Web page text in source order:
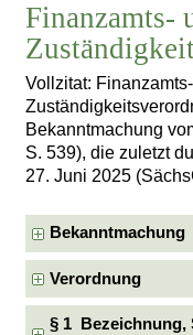
Finanzamts-
Vollzitat:
Bekanntmachung
S. 539), die zuletzt
27. Juni 2025
Bekanntmachung
Verordnung
§ 1 Bezeichnung,